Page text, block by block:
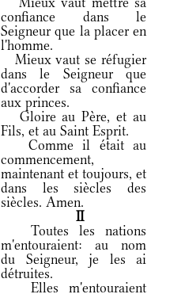
confiance dans le
Seigneur que la placer en
l'homme.
Mieux vaut se réfugier
dans le Seigneur que
d'accorder sa confiance
aux princes.
Gloire au Père, et au
Fils, et au Saint Esprit.
Comme il était au
commencement,
maintenant et toujours, et
dans les siècles des
siècles. Amen.
II
Toutes les nations
m'entouraient: au nom
du Seigneur, je les ai
détruites.
Elles m'entouraient